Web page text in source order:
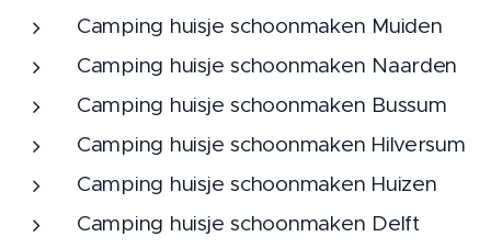
Camping huisje schoonmaken Muiden
Camping huisje schoonmaken Naarden
Camping huisje schoonmaken Bussum
Camping huisje schoonmaken Hilversum
Camping huisje schoonmaken Huizen
Camping huisje schoonmaken Delft